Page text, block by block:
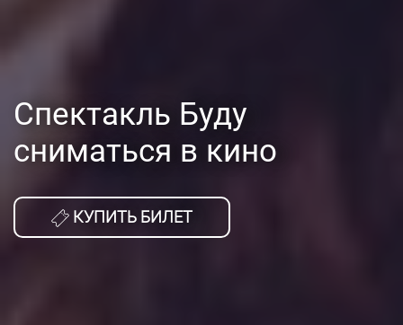
Спектакль Буду
сниматься в кино
КУПИТЬ БИЛЕТ